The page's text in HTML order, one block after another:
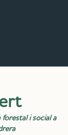
i social a